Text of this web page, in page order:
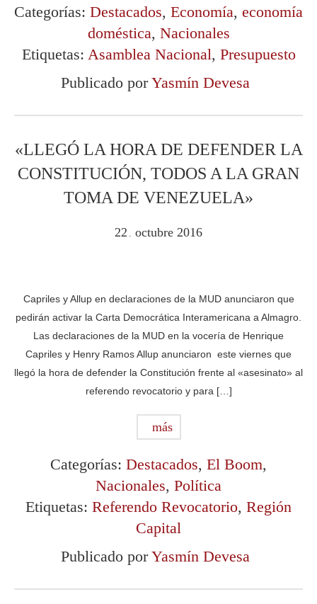
Categorías: Destacados, Economía, economía
doméstica, Nacionales
Etiquetas: Asamblea Nacional, Presupuesto
Publicado porYasmín Devesa
«LLEGÓ LA HORA DE DEFENDER LA
CONSTITUCIÓN, TODOS A LA GRAN
TOMA DE VENEZUELA»
22 . octubre 2016
Capriles y Allup en declaraciones de la MUD anunciaron que
pedirán activar la Carta Democrática Interamericana a Almagro.
Las declaraciones de la MUD en la vocería de Henrique
Capriles y Henry Ramos Allup anunciaron este viernes que
llegó la hora de defender la Constitución frente al «asesinato» al
referendo revocatorio y para […]
más
Categorías: Destacados, El Boom,
Nacionales, Política
Etiquetas: Referendo Revocatorio, Región
Capital
Publicado porYasmín Devesa